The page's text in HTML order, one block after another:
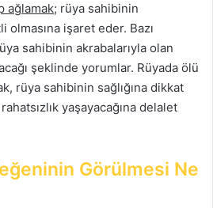
ağlamak; rüya sahibinin
olmasına işaret eder. Bazı
sahibinin akrabalarıyla olan
şeklinde yorumlar. Rüyada ölü
rüya sahibinin sağlığına dikkat
yaşayacağına delalet
Görülmesi Ne